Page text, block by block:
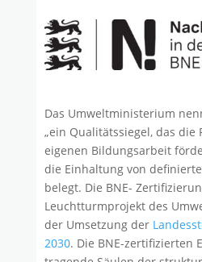
Das Umweltministerium
„ein Qualitätssiegel, das die
eigenen Bildungsarbeit
die Einhaltung von
belegt. Die BNE-
Leuchtturmprojekt des
der Umsetzung der
2030. Die BNE-zertifizierten